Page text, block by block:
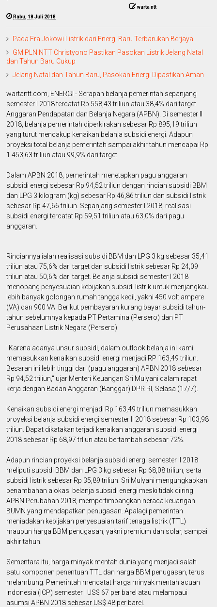
warta ntt
Rabu, 18 Juli 2018
Pada Era Jokowi Listrik dari Energi Baru Terbarukan Berjaya
GM PLN NTT Christyono Pastikan Pasokan Listrik Jelang Natal
dan Tahun Baru Cukup
Jelang Natal dan Tahun Baru, Pasokan Energi Dipastikan Aman
wartantt.com, ENERGI - Serapan belanja pemerintah sepanjang
semester I 2018 tercatat Rp 558,43 triliun atau 38,4% dari target
Anggaran Pendapatan dan Belanja Negara (APBN). Di semester II
2018, belanja pemerintah diperkirakan sebesar Rp 895,19 triliun
yang turut mencakup kenaikan belanja subsidi energi. Adapun
proyeksi total belanja pemerintah sampai akhir tahun mencapai Rp
1.453,63 triliun atau 99,9% dari target.
Dalam APBN 2018, pemerintah menetapkan pagu anggaran
subsidi energi sebesar Rp 94,52 triliun dengan rincian subsidi BBM
dan LPG 3 kilogram (kg) sebesar Rp 46,86 triliun dan subsidi listrik
sebesar Rp 47,66 triliun. Sepanjang semester I 2018, realisasi
subsidi energi tercatat Rp 59,51 triliun atau 63,0% dari pagu
anggaran.
Rinciannya ialah realisasi subsidi BBM dan LPG 3 kg sebesar 35,41
triliun atau 75,6% dari target dan subsidi listrik sebesar Rp 24,09
triliun atau 50,6% dari target. Belanja subsidi semester I 2018
menopang penyesuaian kebijakan subsidi listrik untuk menjangkau
lebih banyak golongan rumah tangga kecil, yakni 450 volt ampere
(VA) dan 900 VA. Berikut pembayaran kurang bayar subsidi tahun-
tahun sebelumnya kepada PT Pertamina (Persero) dan PT
Perusahaan Listrik Negara (Persero).
"Karena adanya unsur subsidi, dalam outlook belanja ini kami
memasukkan kenaikan subsidi energi menjadi RP 163,49 triliun.
Besaran ini lebih tinggi dari (pagu anggaran) APBN 2018 sebesar
Rp 94,52 triliun," ujar Menteri Keuangan Sri Mulyani dalam rapat
kerja dengan Badan Anggaran (Banggar) DPR RI, Selasa (17/7).
Kenaikan subsidi energi menjadi Rp 163,49 triliun memasukkan
proyeksi belanja subsidi energi semester II 2018 sebesar Rp 103,98
triliun. Dapat dikatakan terjadi kenaikan anggaran subsidi energi
2018 sebesar Rp 68,97 trliun atau bertambah sebesar 72%.
Adapun rincian proyeksi belanja subsidi energi semester II 2018
meliputi subsidi BBM dan LPG 3 kg sebesar Rp 68,08 triliun, serta
subsidi listrik sebesar Rp 35,89 triliun. Sri Mulyani mengungkapkan
penambahan alokasi belanja subsidi energi meski tidak diiringi
APBN Perubahan 2018, mempertimbangkan neraca keuangan
BUMN yang mendapatkan penugasan. Apalagi pemerintah
meniadakan kebijakan penyesuaian tarif tenaga listrik (TTL)
maupun harga BBM penugasan, yakni premium dan solar, sampai
akhir tahun.
Sementara itu, harga minyak mentah dunia yang menjadi salah
satu komponen penentuan TTL dan harga BBM penugasan, terus
melambung. Pemerintah mencatat harga minyak mentah acuan
Indonesia (ICP) semester I US$ 67 per barel atau melampaui
asumsi APBN 2018 sebesar US$ 48 per barel.